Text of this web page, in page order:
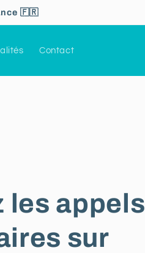
🇫🇷
Contact
les appels
sur